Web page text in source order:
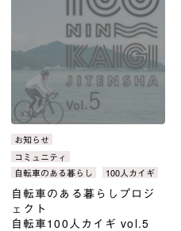
カ
テ
リ：
お知らせ
タ
グ：
コミュニティ
自転車のある暮らし
100人カイギ
自転車のある暮らしプロジ
ェクト
自転車100人カイギ vol.5